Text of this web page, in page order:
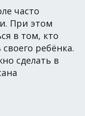
часто
При этом
в том, кто
ребёнка.
сделать в